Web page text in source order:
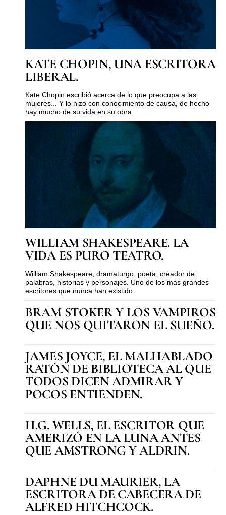
KATE CHOPIN, UNA ESCRITORA
LIBERAL.
Kate Chopin escribió acerca de lo que preocupa a las
mujeres... Y lo hizo con conocimiento de causa, de hecho
hay mucho de su vida en su obra.
WILLIAM SHAKESPEARE. LA
VIDA ES PURO TEATRO.
William Shakespeare, dramaturgo, poeta, creador de
palabras, historias y personajes. Uno de los más grandes
escritores que nunca han existido.
BRAM STOKER Y LOS VAMPIROS
QUE NOS QUITARON EL SUEÑO.
JAMES JOYCE, EL MALHABLADO
RATÓN DE BIBLIOTECA AL QUE
TODOS DICEN ADMIRAR Y
POCOS ENTIENDEN.
H.G. WELLS, EL ESCRITOR QUE
AMERIZÓ EN LA LUNA ANTES
QUE AMSTRONG Y ALDRIN.
DAPHNE DU MAURIER, LA
ESCRITORA DE CABECERA DE
ALFRED HITCHCOCK.